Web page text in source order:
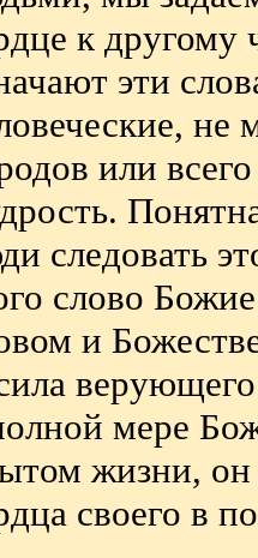
к другому
эти
не
или
следовать
слово
и
верующего
мере
жизни, он
своего в